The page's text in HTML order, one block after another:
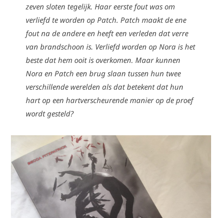
zeven sloten tegelijk. Haar eerste fout was om
verliefd te worden op Patch. Patch maakt de ene
fout na de andere en heeft een verleden dat verre
van brandschoon is. Verliefd worden op Nora is het
beste dat hem ooit is overkomen. Maar kunnen
Nora en Patch een brug slaan tussen hun twee
verschillende werelden als dat betekent dat hun
hart op een hartverscheurende manier op de proef
wordt gesteld?